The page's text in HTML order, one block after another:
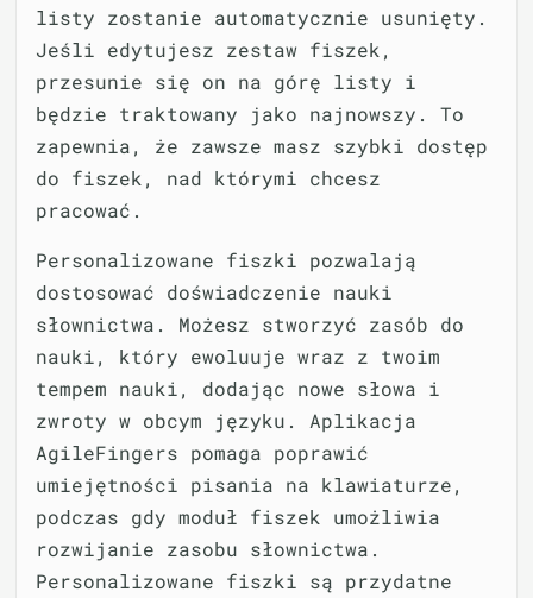
listy zostanie automatycznie usunięty.
Jeśli edytujesz zestaw fiszek,
przesunie się on na górę listy i
będzie traktowany jako najnowszy. To
zapewnia, że zawsze masz szybki dostęp
do fiszek, nad którymi chcesz
pracować.
Personalizowane fiszki pozwalają
dostosować doświadczenie nauki
słownictwa. Możesz stworzyć zasób do
nauki, który ewoluuje wraz z twoim
tempem nauki, dodając nowe słowa i
zwroty w obcym języku. Aplikacja
AgileFingers pomaga poprawić
umiejętności pisania na klawiaturze,
podczas gdy moduł fiszek umożliwia
rozwijanie zasobu słownictwa.
Personalizowane fiszki są przydatne